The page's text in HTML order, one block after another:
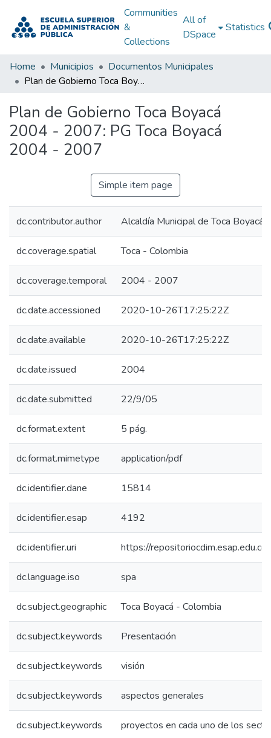
Communities
&
Collections
All of
DSpace
Statistics
Home Municipios
Documentos Municipales
Plan de Gobierno Toca Boyacá 2004 - 2007: PG Toca Boyacá 2004 - 2007
Plan de Gobierno Toca Boyacá
2004 - 2007: PG Toca Boyacá
2004 - 2007
Simple item page
dc.contributor.author Alcaldía Municipal de Toca Boyacá
dc.coverage.spatial Toca - Colombia
dc.coverage.temporal 2004 - 2007
dc.date.accessioned 2020-10-26T17:25:22Z
dc.date.available 2020-10-26T17:25:22Z
dc.date.issued 2004
dc.date.submitted 22/9/05
dc.format.extent 5 pág.
dc.format.mimetype application/pdf
dc.identifier.dane 15814
dc.identifier.esap 4192
dc.identifier.uri https://
dc.language.iso spa
dc.subject.geographic Toca Boyacá - Colombia
dc.subject.keywords Presentación
dc.subject.keywords visión
dc.subject.keywords aspectos generales
dc.subject.keywords proyectos en cada uno de los